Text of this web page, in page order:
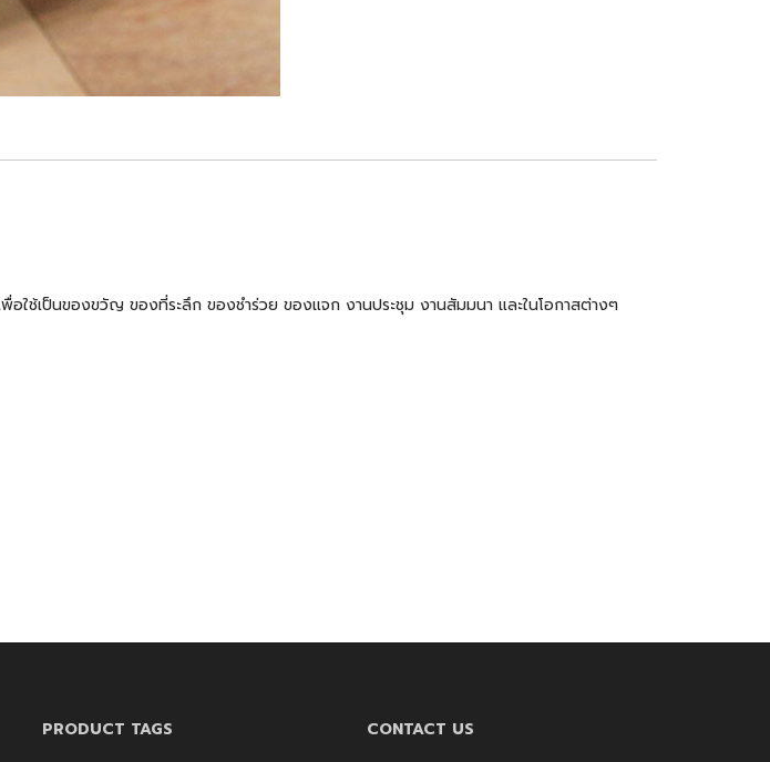
ช้เป็นของขวัญ ของที่ระลึก ของชำร่วย ของแจก งานประชุม งานสัมมนา และในโอกาสต่างๆ
PRODUCT TAGS CONTACT US